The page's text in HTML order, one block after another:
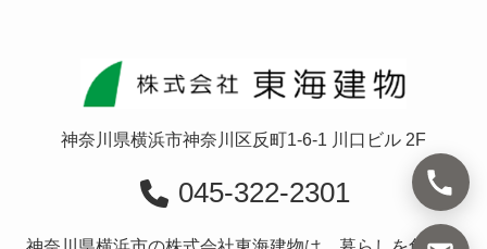
神奈川県横浜市神奈川区反町1-6-1 川口ビル 2F
045-322-2301